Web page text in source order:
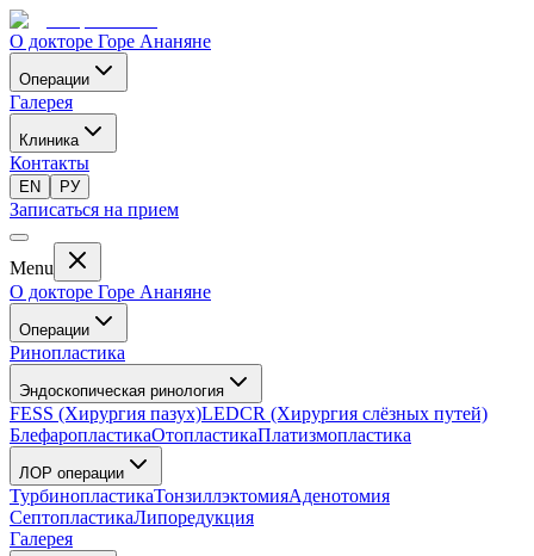
О докторе Горе Ананяне
Операции
Галерея
Клиника
Контакты
EN РУ
Записаться на прием
Menu
О докторе Горе Ананяне
Операции
Ринопластика
Эндоскопическая ринология
FESS (Хирургия пазух)LEDCR (Хирургия слёзных путей)
БлефаропластикаОтопластикаПлатизмопластика
ЛОР операции
ТурбинопластикаТонзиллэктомияАденотомия
СептопластикаЛипоредукция
Галерея